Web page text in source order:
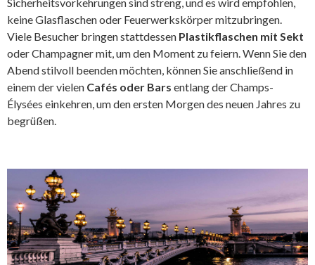
Sicherheitsvorkehrungen sind streng, und es wird empfohlen,
keine Glasflaschen oder Feuerwerkskörper mitzubringen.
Viele Besucher bringen stattdessen Plastikflaschen mit Sekt
oder Champagner mit, um den Moment zu feiern. Wenn Sie den
Abend stilvoll beenden möchten, können Sie anschließend in
einem der vielen Cafés oder Bars entlang der Champs-
Élysées einkehren, um den ersten Morgen des neuen Jahres zu
begrüßen.